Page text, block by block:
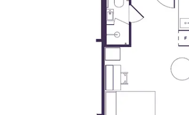
Yugo VCARB:
en el alojamiento para
la ambición y momentos